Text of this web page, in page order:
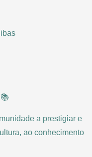
a prestigiar e
ao conhecimento